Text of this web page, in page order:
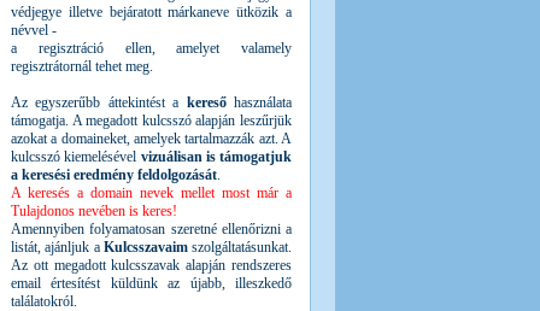
védjegye illetve bejáratott márkaneve ütközik a
névvel -
a regisztráció ellen, amelyet valamely
regisztrátornál tehet meg.
Az egyszerűbb áttekintést a keresőhasználata
támogatja. A megadott kulcsszó alapján leszűrjük
azokat a domaineket, amelyek tartalmazzák azt. A
kulcsszó kiemelésével vizuálisan is támogatjuk
a keresési eredmény feldolgozását.
A keresés a domain nevek mellet most már a
Tulajdonos nevében is keres!
Amennyiben folyamatosan szeretné ellenőrizni a
listát, ajánljuk a Kulcsszavaimszolgáltatásunkat.
Az ott megadott kulcsszavak alapján rendszeres
email értesítést küldünk az újabb, illeszkedő
találatokról.